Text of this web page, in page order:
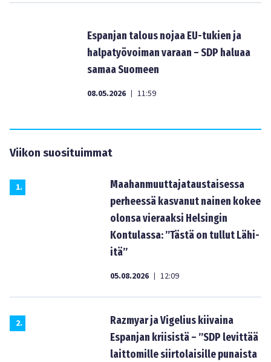
Espanjan talous nojaa EU-tukien ja
halpatyövoiman varaan – SDP haluaa
samaa Suomeen
08.05.2026 | 11:59
Viikon suosituimmat
1.
Maahanmuuttajataustaisessa
perheessä kasvanut nainen kokee
olonsa vieraaksi Helsingin
Kontulassa: ”Tästä on tullut Lähi-
itä”
05.08.2026 | 12:09
2.
Razmyar ja Vigelius kiivaina
Espanjan kriisistä – ”SDP levittää
laittomille siirtolaisille punaista